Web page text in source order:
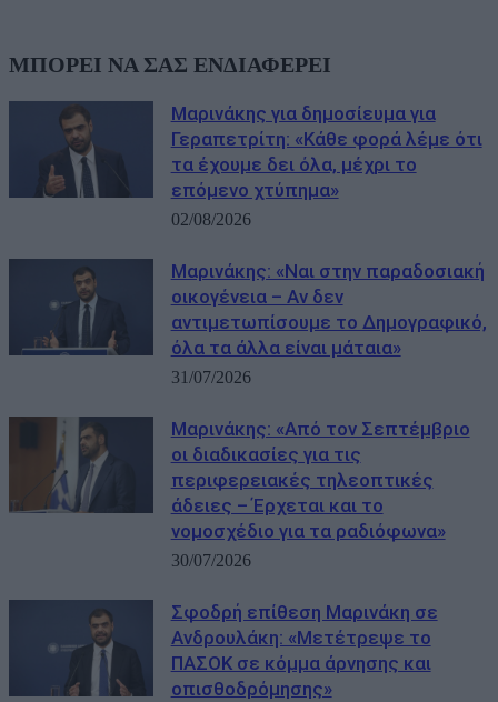
ΜΠΟΡΕΙ ΝΑ ΣΑΣ ΕΝΔΙΑΦΕΡΕΙ
Μαρινάκης για δημοσίευμα για
Γεραπετρίτη: «Κάθε φορά λέμε ότι
τα έχουμε δει όλα, μέχρι το
επόμενο χτύπημα»
02/08/2026
Μαρινάκης: «Ναι στην παραδοσιακή
οικογένεια – Αν δεν
αντιμετωπίσουμε το Δημογραφικό,
όλα τα άλλα είναι μάταια»
31/07/2026
Μαρινάκης: «Από τον Σεπτέμβριο
οι διαδικασίες για τις
περιφερειακές τηλεοπτικές
άδειες – Έρχεται και το
νομοσχέδιο για τα ραδιόφωνα»
30/07/2026
Σφοδρή επίθεση Μαρινάκη σε
Ανδρουλάκη: «Μετέτρεψε το
ΠΑΣΟΚ σε κόμμα άρνησης και
οπισθοδρόμησης»